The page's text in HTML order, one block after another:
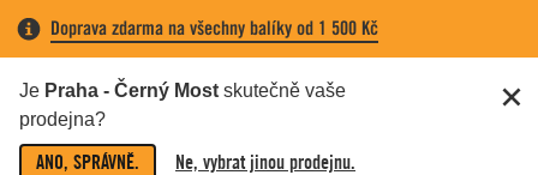
Doprava zdarma na všechny balíky od 1 500 Kč
Je Praha - Černý Most skutečně vaše
prodejna?
ANO, SPRÁVNĚ. Ne, vybrat jinou prodejnu.